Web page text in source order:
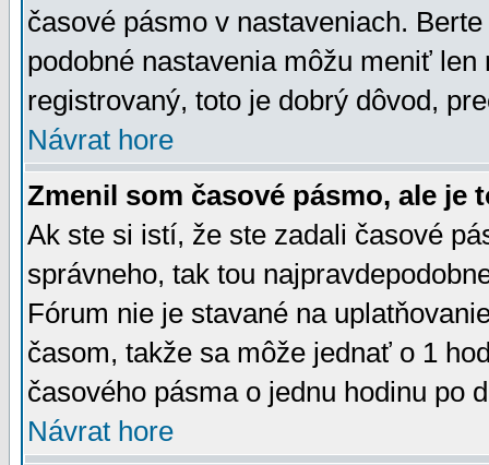
časové pásmo v nastaveniach.
podobné nastavenia môžu meniť
registrovaný, toto je dobrý dôvod,
Návrat hore
Zmenil som časové pásmo, ale je
Ak ste si istí, že ste zadali časové
správneho, tak tou
Fórum nie je stavané na
časom, takže sa môže jednať o 1
časového pásma o jednu hodinu po
Návrat hore